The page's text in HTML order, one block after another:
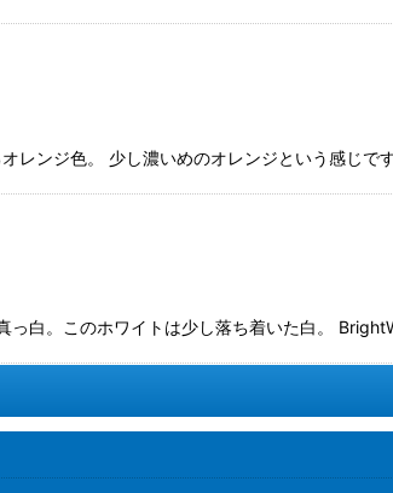
ンジ色。 少し濃いめのオレンジという感じで
白。このホワイトは少し落ち着いた白。